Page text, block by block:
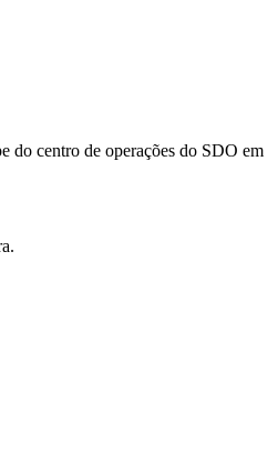
do centro de operações do SDO em